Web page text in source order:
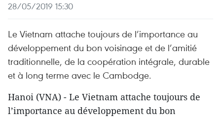
28/05/2019 15:30
Le Vietnam attache toujours de l’importance au
développement du bon voisinage et de l’amitié
traditionnelle, de la coopération intégrale, durable
et à long terme avec le Cambodge.
Hanoi (VNA) - Le Vietnam attache toujours de
l’importance au développement du bon